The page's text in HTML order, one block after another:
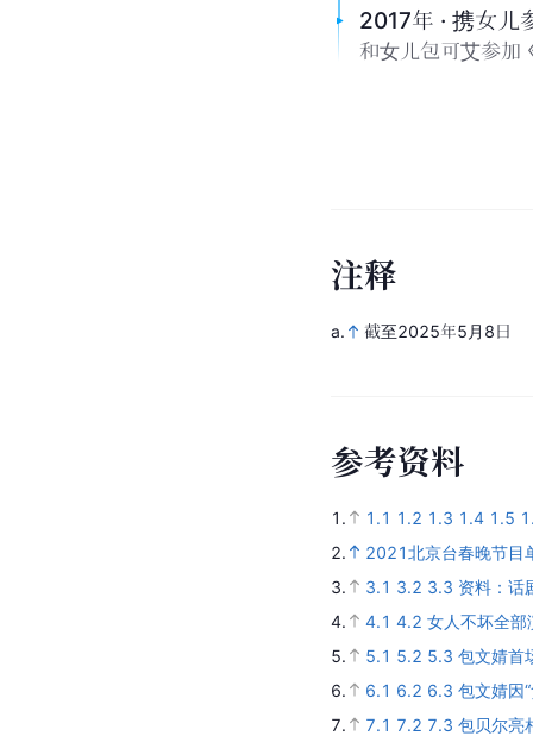
2017年 · 携女儿
和女儿包可艾参加
注释
a. 截至2025年5月8日
参考资料
1. 1.1 1.2 1.3 1.4 1.5
2.
2021北京台春晚节目
3.
3.1 3.2 3.3 资料：话
4.
4.1 4.2 女人不坏全部
5.
5.1 5.2 5.3 包文婧首
6.
6.1 6.2 6.3 包文婧因
7.
7.1 7.2 7.3 包贝尔亮